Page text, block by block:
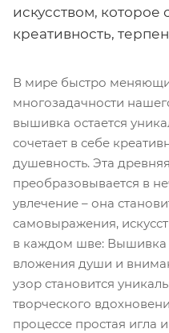
искусством, которое
креативность,
В мире быстро
многозадачности
вышивка остается
сочетает в себе
душевность. Эта
преобразовывается в
увлечение – она
самовыражения,
в каждом шве: Вышивка
вложения души и
узор становится
творческого
процессе простая игла